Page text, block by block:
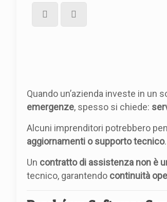
Quando un’azienda investe in un
emergenze, spesso si chiede:
Alcuni imprenditori potrebbero
aggiornamenti o supporto tecnico
Un contratto di assistenza non è
tecnico, garantendo continuità